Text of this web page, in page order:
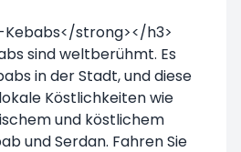
strong></h3>
sind weltberühmt. Es
in der Stadt, und diese
Köstlichkeiten wie
und köstlichem
und Serdan. Fahren Sie